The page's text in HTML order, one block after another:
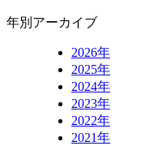
年別アーカイブ
2026年
2025年
2024年
2023年
2022年
2021年